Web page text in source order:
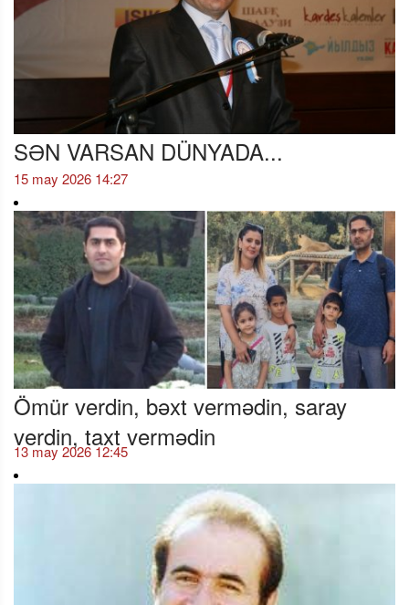
SƏN VARSAN DÜNYADA...
15 may 2026 14:27
Ömür verdin, bəxt vermədin, saray
verdin, taxt vermədin
13 may 2026 12:45